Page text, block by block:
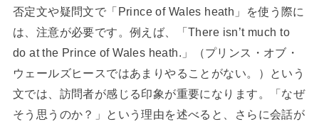
否定文や疑問文で「Prince of Wales heath」を使う際に
は、注意が必要です。例えば、「There isn’t much to
do at the Prince of Wales heath.」（プリンス・オブ・
ウェールズヒースではあまりやることがない。）という
文では、訪問者が感じる印象が重要になります。「なぜ
そう思うのか？」という理由を述べると、さらに会話が